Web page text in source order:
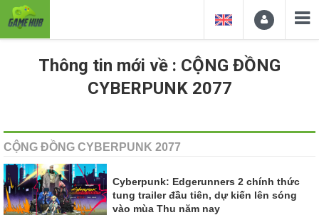
Thông tin mới về : CỘNG ĐỒNG
CYBERPUNK 2077
CỘNG ĐỒNG CYBERPUNK 2077
Cyberpunk: Edgerunners 2 chính thức
tung trailer đầu tiên, dự kiến lên sóng
vào mùa Thu năm nay